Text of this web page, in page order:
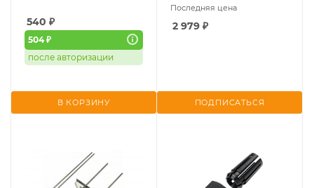
540 ₽
504 ₽
после авторизации
В КОРЗИНУ
Последняя цена
2 979 ₽
ПОДПИСАТЬСЯ